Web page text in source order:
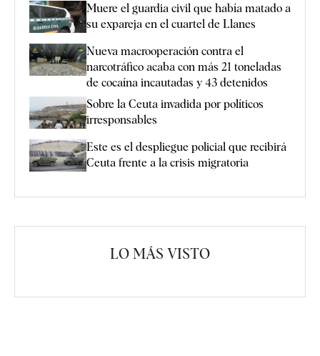
Muere el guardia civil que había matado a
su expareja en el cuartel de Llanes
Nueva macrooperación contra el
narcotráfico acaba con más 21 toneladas
de cocaína incautadas y 43 detenidos
Sobre la Ceuta invadida por políticos
irresponsables
Este es el despliegue policial que recibirá
Ceuta frente a la crisis migratoria
LO MÁS VISTO